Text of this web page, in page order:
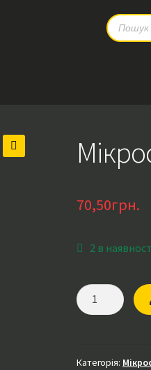
Products
search
70,50грн.
2 в
Мікросхема
BD9766FV
Категорія: